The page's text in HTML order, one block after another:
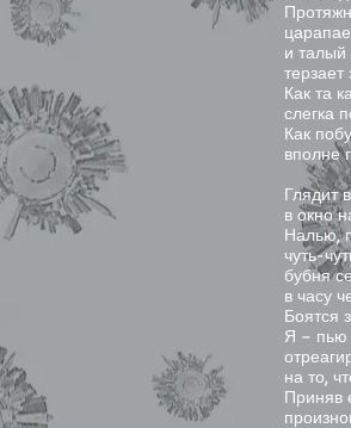
и талый
Как та
слегка
Как
вполне
Глядит
в окно
Налью,
чуть-
бубня
в часу
Боятся
Я – пью
на то,
Приняв